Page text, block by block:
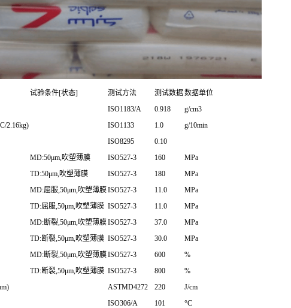
试验条件[状态] 测试方法 测试数据数据单位
ISO1183/A 0.918
g/cm3
2.16kg) ISO1133 1.0
g/10min
ISO8295
0.10
MD:50μm,吹塑薄膜 ISO527-3 160
MPa
TD:50μm,吹塑薄膜 ISO527-3 180
MPa
MD:屈服,50μm,吹塑薄膜ISO527-3 11.0
MPa
TD:屈服,50μm,吹塑薄膜 ISO527-3 11.0
MPa
MD:断裂,50μm,吹塑薄膜ISO527-3 37.0
MPa
TD:断裂,50μm,吹塑薄膜 ISO527-3 30.0
MPa
MD:断裂,50μm,吹塑薄膜ISO527-3 600
%
TD:断裂,50μm,吹塑薄膜 ISO527-3 800
%
ASTMD4272 220
J/cm
ISO306/A 101
°C